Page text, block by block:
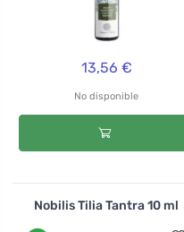
13,56 €
No disponible
Nobilis Tilia Tantra 10 ml